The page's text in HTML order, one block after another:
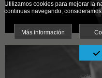
Utilizamos cookies para mejorar la
continuas navegando,
Más información